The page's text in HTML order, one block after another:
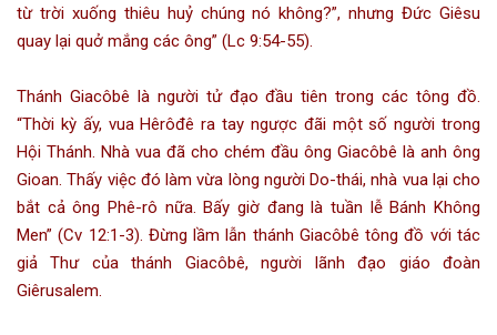
từ trời xuống thiêu huỷ chúng nó không?”, nhưng Đức Giêsu
quay lại quở mắng các ông” (Lc 9:54-55).
Thánh Giacôbê là người tử đạo đầu tiên trong các tông đồ.
“Thời kỳ ấy, vua Hêrôđê ra tay ngược đãi một số người trong
Hội Thánh. Nhà vua đã cho chém đầu ông Giacôbê là anh ông
Gioan. Thấy việc đó làm vừa lòng người Do-thái, nhà vua lại cho
bắt cả ông Phê-rô nữa. Bấy giờ đang là tuần lễ Bánh Không
Men” (Cv 12:1-3). Đừng lầm lẫn thánh Giacôbê tông đồ với tác
giả Thư của thánh Giacôbê, người lãnh đạo giáo đoàn
Giêrusalem.